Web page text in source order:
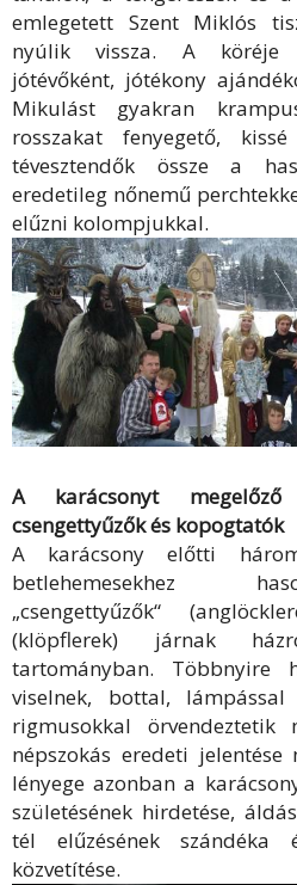
emlegetett Szent Miklós
nyúlik vissza. A köréje
jótévőként, jótékony
Mikulást gyakran
rosszakat fenyegető,
tévesztendők össze a
eredetileg nőnemű
elűzni kolompjukkal.
A karácsonyt
csengettyűzők és kopogtatók
A karácsony előtti
betlehemesekhez
„csengettyűzők“
(klöpflerek) járnak
tartományban. Többnyire
viselnek, bottal,
rigmusokkal
népszokás eredeti jelentése
lényege azonban a
születésének hirdetése,
tél elűzésének szándéka
közvetítése.